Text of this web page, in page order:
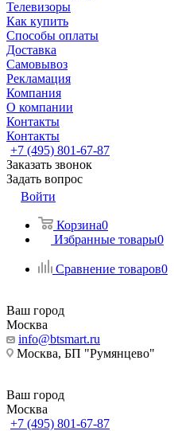
Телевизоры
Как купить
Способы оплаты
Доставка
Самовывоз
Рекламация
Компания
О компании
Контакты
Контакты
+7 (495) 801-67-87
Заказать звонок
Задать вопрос
Войти
Корзина0
Избранные товары0
Сравнение товаров0
Ваш город
Москва
info@btsmart.ru
Москва, БП "Румянцево"
Ваш город
Москва
+7 (495) 801-67-87